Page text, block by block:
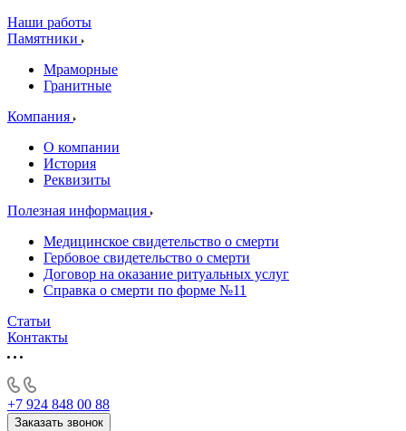
Наши работы
Памятники
Мраморные
Гранитные
Компания
О компании
История
Реквизиты
Полезная информация
Медицинское свидетельство о смерти
Гербовое свидетельство о смерти
Договор на оказание ритуальных услуг
Справка о смерти по форме №11
Статьи
Контакты
+7 924 848 00 88
Заказать звонок